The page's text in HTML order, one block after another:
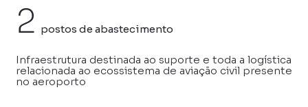
2 postos de abastecimento
Infraestrutura destinada ao suporte e toda a logística
relacionada ao ecossistema de aviação civil presente
no aeroporto